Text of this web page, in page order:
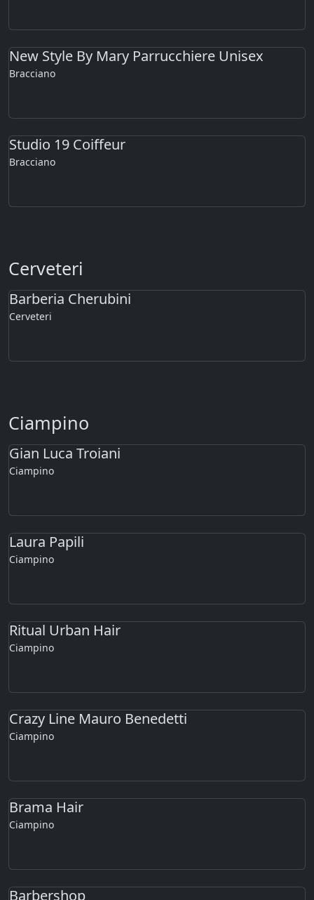
New Style By Mary Parrucchiere Unisex
Bracciano
Studio 19 Coiffeur
Bracciano
Cerveteri
Barberia Cherubini
Cerveteri
Ciampino
Gian Luca Troiani
Ciampino
Laura Papili
Ciampino
Ritual Urban Hair
Ciampino
Crazy Line Mauro Benedetti
Ciampino
Brama Hair
Ciampino
Barbershop